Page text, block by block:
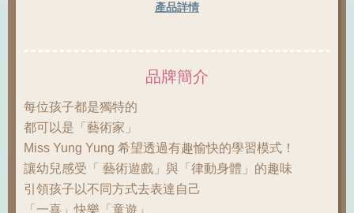
產品詳情
品牌簡介
每位孩子都是獨特的
都可以是「藝術家」
Miss Yung Yung 希望透過有趣愉快的學習模式！
讓幼兒感受「 藝術遊戲」與「律動身體」的趣味
引領孩子以不同方式去表達自己
「一喜」快樂「童遊」